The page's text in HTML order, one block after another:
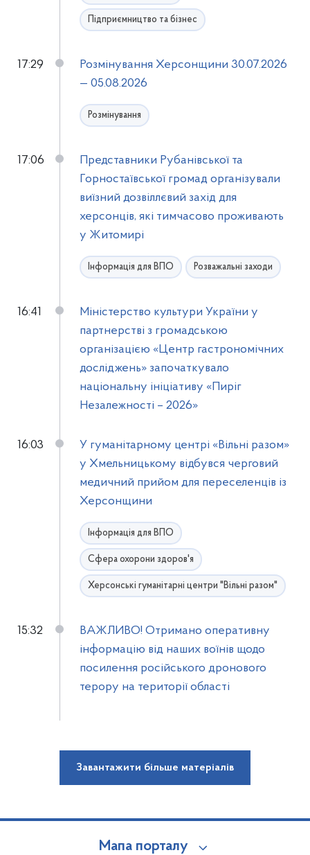
Підприємництво та бізнес
17:29
Розмінування Херсонщини 30.07.2026
— 05.08.2026
Розмінування
17:06
Представники Рубанівської та
Горностаївської громад організували
виїзний дозвіллєвий захід для
херсонців, які тимчасово проживають
у Житомирі
Інформація для ВПО Розважальні заходи
16:41
Міністерство культури України у
партнерстві з громадською
організацією «Центр гастрономічних
досліджень» започаткувало
національну ініціативу «Пиріг
Незалежності – 2026»
16:03
У гуманітарному центрі «Вільні разом»
у Хмельницькому відбувся черговий
медичний прийом для переселенців із
Херсонщини
Інформація для ВПО
Сфера охорони здоров'я
Херсонські гуманітарні центри "Вільні разом"
15:32
ВАЖЛИВО! Отримано оперативну
інформацію від наших воїнів щодо
посилення російського дронового
терору на території області
Завантажити більше матеріалів
Мапа порталу